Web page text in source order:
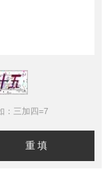
：三加四=7